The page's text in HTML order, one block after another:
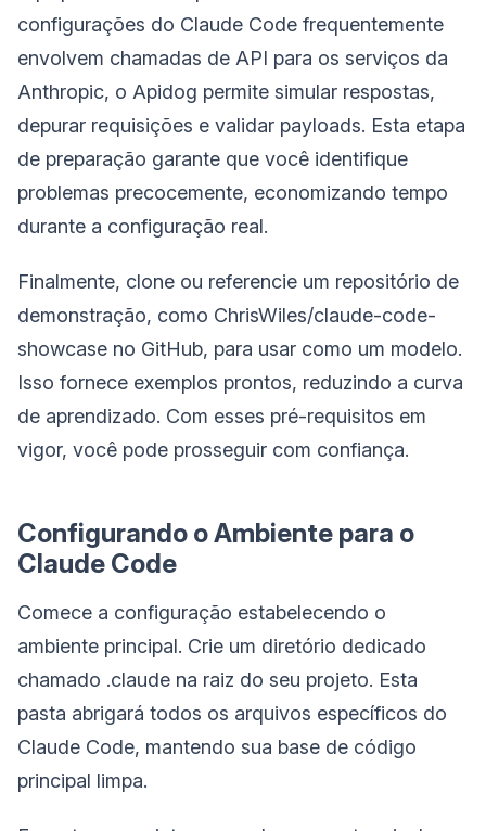
configurações do Claude Code frequentemente
envolvem chamadas de API para os serviços da
Anthropic, o Apidog permite simular respostas,
depurar requisições e validar payloads. Esta etapa
de preparação garante que você identifique
problemas precocemente, economizando tempo
durante a configuração real.
Finalmente, clone ou referencie um repositório de
demonstração, como ChrisWiles/claude-code-
showcase no GitHub, para usar como um modelo.
Isso fornece exemplos prontos, reduzindo a curva
de aprendizado. Com esses pré-requisitos em
vigor, você pode prosseguir com confiança.
Configurando o Ambiente para o
Claude Code
Comece a configuração estabelecendo o
ambiente principal. Crie um diretório dedicado
chamado .claude na raiz do seu projeto. Esta
pasta abrigará todos os arquivos específicos do
Claude Code, mantendo sua base de código
principal limpa.